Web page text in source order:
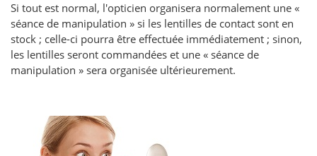
Si tout est normal, l'opticien organisera normalement une «
séance de manipulation » si les lentilles de contact sont en
stock ; celle-ci pourra être effectuée immédiatement ; sinon,
les lentilles seront commandées et une « séance de
manipulation » sera organisée ultérieurement.